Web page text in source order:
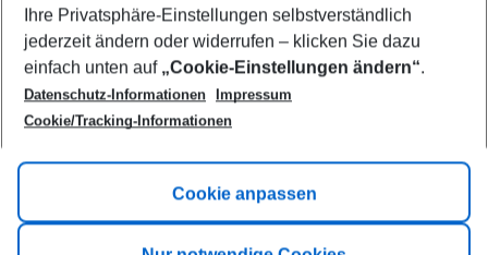
Footer
Footer navigation
Title A
Link A
Ihre Privatsphäre-Einstellungen selbstverständlich
jederzeit ändern oder widerrufen – klicken Sie dazu
einfach unten auf „Cookie-Einstellungen ändern“.
Datenschutz-Informationen
Impressum
Cookie/Tracking-Informationen
Cookie anpassen